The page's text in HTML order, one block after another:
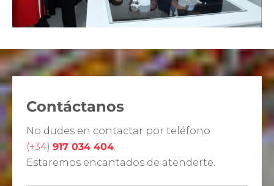
Contáctanos
No dudes en contactar por teléfono
(+34) 917 034 404.
Estaremos encantados de atenderte.